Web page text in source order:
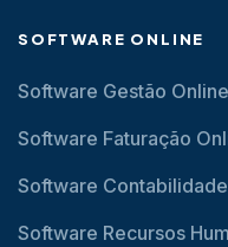
SOFTWARE ONLINE
Software Gestão Online
Software Faturação
Software
Software Recursos